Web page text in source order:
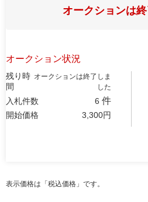
オークションは
オークション状況
残り時
間
オークションは終了しま
した
入札件数 6 件
開始価格 3,300円
表示価格は「税込価格」です。